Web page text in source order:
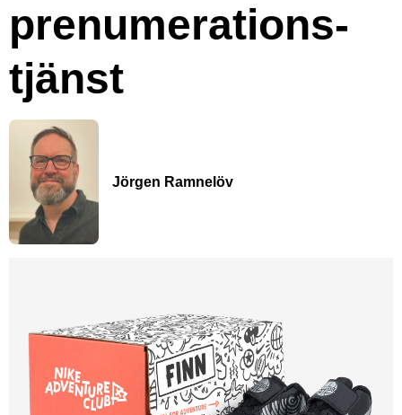
prenumerations-
tjänst
Jörgen Ramnelöv